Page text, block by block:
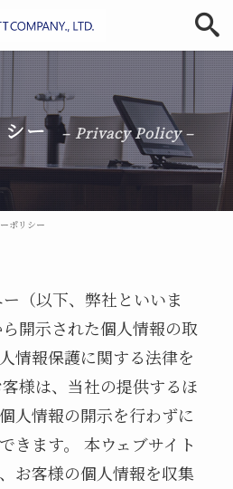
ポリシー
シー – Privacy Policy –
（以下、弊社といいま
開示された個人情報の取
情報保護に関する法律を
様は、当社の提供するほ
人情報の開示を行わずに
きます。 本ウェブサイト
お客様の個人情報を収集